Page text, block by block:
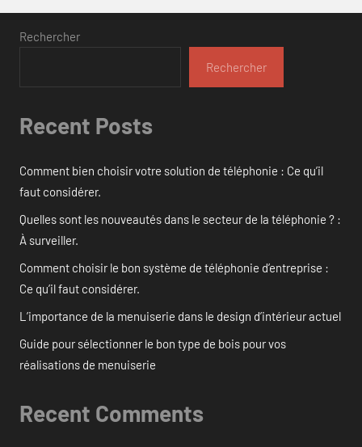
Rechercher
Rechercher
Recent Posts
Comment bien choisir votre solution de téléphonie : Ce qu’il
faut considérer.
Quelles sont les nouveautés dans le secteur de la téléphonie ? :
À surveiller.
Comment choisir le bon système de téléphonie d’entreprise :
Ce qu’il faut considérer.
L’importance de la menuiserie dans le design d’intérieur actuel
Guide pour sélectionner le bon type de bois pour vos
réalisations de menuiserie
Recent Comments